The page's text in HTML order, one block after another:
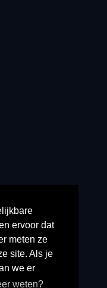
ervoor dat
meten ze
site. Als je
we er
weten?